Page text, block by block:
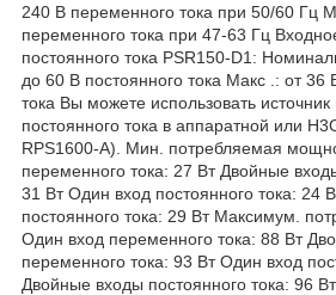
240 В переменного тока при 50/60 Гц
переменного тока при 47-63 Гц
постоянного тока PSR150-D1:
до 60 В постоянного тока Макс .: от 36
тока Вы можете использовать
постоянного тока в аппаратной или
RPS1600-A). Мин. потребляемая
переменного тока: 27 Вт Двойные
31 Вт Один вход постоянного тока: 24
постоянного тока: 29 Вт Максимум.
Один вход переменного тока: 88 Вт
переменного тока: 93 Вт Один вход
Двойные входы постоянного тока: 96